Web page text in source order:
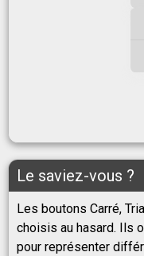
Le saviez-vous ?
Les boutons Carré,
choisis au hasard. Ils
pour représenter